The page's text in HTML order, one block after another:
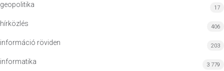
geopolitika 17
hírközlés 406
információ röviden 203
informatika 3 779